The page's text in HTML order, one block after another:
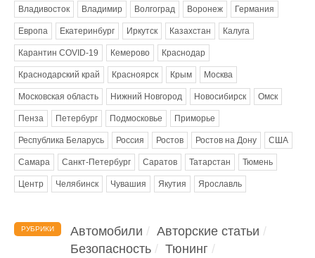
Владивосток Владимир Волгоград Воронеж Германия
Европа Екатеринбург Иркутск Казахстан Калуга
Карантин COVID-19 Кемерово Краснодар
Краснодарский край Красноярск Крым Москва
Московская область Нижний Новгород Новосибирск Омск
Пенза Петербург Подмосковье Приморье
Республика Беларусь Россия Ростов Ростов на Дону США
Самара Санкт-Петербург Саратов Татарстан Тюмень
Центр Челябинск Чувашия Якутия Ярославль
РУБРИКИ Автомобили
Авторские статьи
Безопасность
Тюнинг